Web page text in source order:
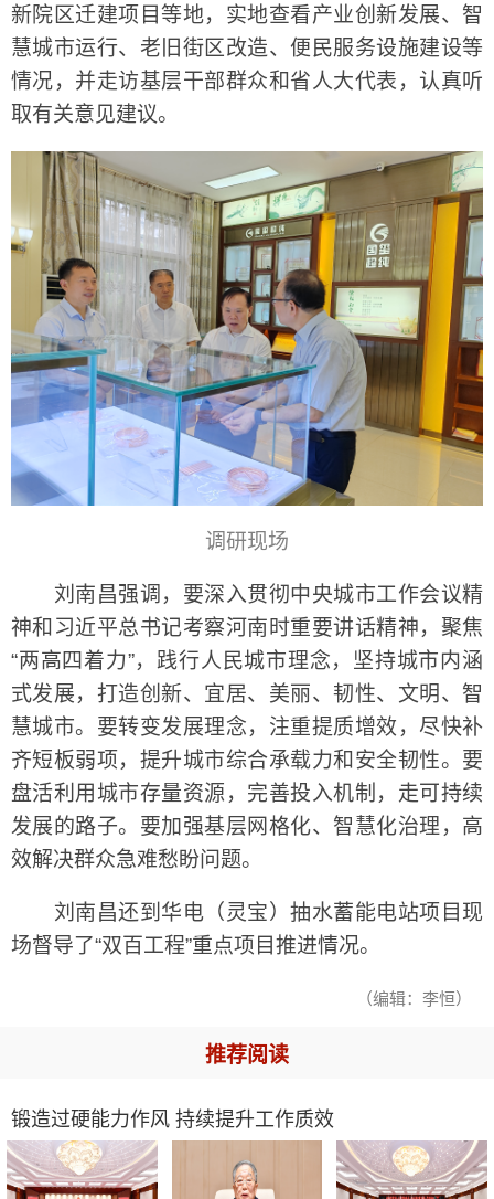
新院区迁建项目等地，实地查看产业创新发展、智
慧城市运行、老旧街区改造、便民服务设施建设等
情况，并走访基层干部群众和省人大代表，认真听
取有关意见建议。
调研现场
刘南昌强调，要深入贯彻中央城市工作会议精
神和习近平总书记考察河南时重要讲话精神，聚焦
“两高四着力”，践行人民城市理念，坚持城市内涵
式发展，打造创新、宜居、美丽、韧性、文明、智
慧城市。要转变发展理念，注重提质增效，尽快补
齐短板弱项，提升城市综合承载力和安全韧性。要
盘活利用城市存量资源，完善投入机制，走可持续
发展的路子。要加强基层网格化、智慧化治理，高
效解决群众急难愁盼问题。
刘南昌还到华电（灵宝）抽水蓄能电站项目现
场督导了“双百工程”重点项目推进情况。
（编辑：李恒）
推荐阅读
锻造过硬能力作风 持续提升工作质效